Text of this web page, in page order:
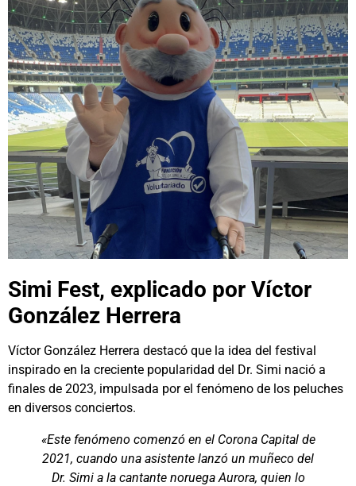
Simi Fest, explicado por Víctor
González Herrera
Víctor González Herrera destacó que la idea del festival
inspirado en la creciente popularidad del Dr. Simi nació a
finales de 2023, impulsada por el fenómeno de los peluches
en diversos conciertos.
«Este fenómeno comenzó en el Corona Capital de
2021, cuando una asistente lanzó un muñeco del
Dr. Simi a la cantante noruega Aurora, quien lo